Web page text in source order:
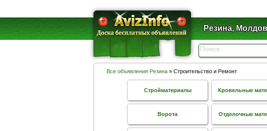
Резина,
Все объявления Резина » Строительство и Ремонт
Стройматериалы Кровельные
Ворота Отделочные